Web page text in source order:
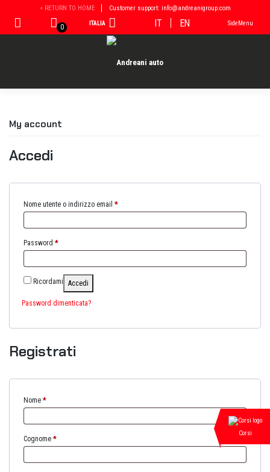
contenuto
< RETURN TO HOME Customer support: info@andreanigroup.com
0 ITALIA IT EN SideMenu
My account
Accedi
Nome utente o indirizzo email *
Password *
Ricordami Accedi
Password dimenticata?
Registrati
Nome *
Cognome *
Corsi